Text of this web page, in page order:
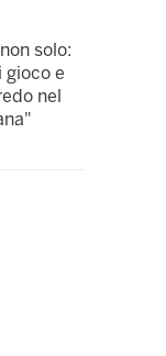
solo:
gioco e
nel